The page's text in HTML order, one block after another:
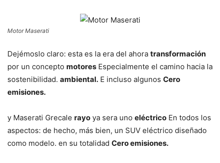
Motor Maserati
Dejémoslo claro: esta es la era del ahora transformación
por un concepto motores Especialmente el camino hacia la
sostenibilidad. ambiental. E incluso algunos Cero
emisiones.
y Maserati Grecale rayo ya sera uno eléctrico En todos los
aspectos: de hecho, más bien, un SUV eléctrico diseñado
como modelo. en su totalidad Cero emisiones.